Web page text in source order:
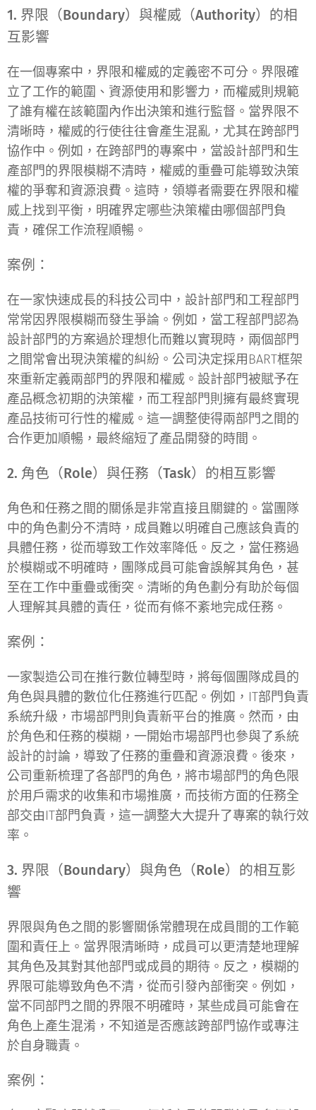
1. 界限（Boundary）與權威（Authority）的相
互影響
在一個專案中，界限和權威的定義密不可分。界限確
立了工作的範圍、資源使用和影響力，而權威則規範
了誰有權在該範圍內作出決策和進行監督。當界限不
清晰時，權威的行使往往會產生混亂，尤其在跨部門
協作中。例如，在跨部門的專案中，當設計部門和生
產部門的界限模糊不清時，權威的重疊可能導致決策
權的爭奪和資源浪費。這時，領導者需要在界限和權
威上找到平衡，明確界定哪些決策權由哪個部門負
責，確保工作流程順暢。
案例：
在一家快速成長的科技公司中，設計部門和工程部門
常常因界限模糊而發生爭論。例如，當工程部門認為
設計部門的方案過於理想化而難以實現時，兩個部門
之間常會出現決策權的糾紛。公司決定採用BART框架
來重新定義兩部門的界限和權威。設計部門被賦予在
產品概念初期的決策權，而工程部門則擁有最終實現
產品技術可行性的權威。這一調整使得兩部門之間的
合作更加順暢，最終縮短了產品開發的時間。
2. 角色（Role）與任務（Task）的相互影響
角色和任務之間的關係是非常直接且關鍵的。當團隊
中的角色劃分不清時，成員難以明確自己應該負責的
具體任務，從而導致工作效率降低。反之，當任務過
於模糊或不明確時，團隊成員可能會誤解其角色，甚
至在工作中重疊或衝突。清晰的角色劃分有助於每個
人理解其具體的責任，從而有條不紊地完成任務。
案例：
一家製造公司在推行數位轉型時，將每個團隊成員的
角色與具體的數位化任務進行匹配。例如，IT部門負責
系統升級，市場部門則負責新平台的推廣。然而，由
於角色和任務的模糊，一開始市場部門也參與了系統
設計的討論，導致了任務的重疊和資源浪費。後來，
公司重新梳理了各部門的角色，將市場部門的角色限
於用戶需求的收集和市場推廣，而技術方面的任務全
部交由IT部門負責，這一調整大大提升了專案的執行效
率。
3. 界限（Boundary）與角色（Role）的相互影
響
界限與角色之間的影響關係常體現在成員間的工作範
圍和責任上。當界限清晰時，成員可以更清楚地理解
其角色及其對其他部門或成員的期待。反之，模糊的
界限可能導致角色不清，從而引發內部衝突。例如，
當不同部門之間的界限不明確時，某些成員可能會在
角色上產生混淆，不知道是否應該跨部門協作或專注
於自身職責。
案例：